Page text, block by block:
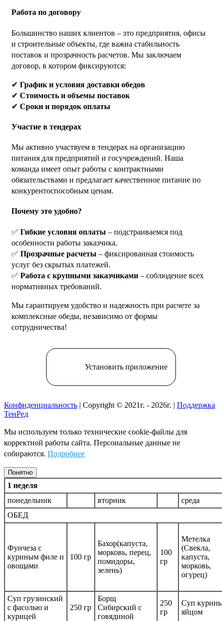
Работа по договору
Большинство наших клиентов – это предприятия, офисы
и строительные объекты, где важна стабильность
поставок и прозрачность расчетов. Мы заключаем
договор, в котором фиксируются:
✔ График и условия доставки обедов
✔ Стоимость и объемы поставок
✔ Сроки и порядок оплаты
Участие в тендерах
Мы активно участвуем в тендерах на организацию
питания для предприятий и госучреждений. Наша
команда имеет опыт работы с контрактными
обязательствами и предлагает качественное питание по
конкурентоспособным ценам.
Почему это удобно?
✅ Гибкие условия оплаты – подстраиваемся под
особенности работы заказчика.
✅ Прозрачные расчеты – фиксированная стоимость
услуг без скрытых платежей.
✅ Работа с крупными заказчиками – соблюдение всех
нормативных требований.
Мы гарантируем удобство и надежность при расчете за
комплексные обеды, независимо от формы
сотрудничества!
Установить приложение
Конфиденциальность | Copyright © 2021г. - 2026г. | Поддержка
ТенРед
Мы используем только технические cookie-файлы для
корректной работы сайта. Персональные данные не
собираются. Подробнее
Понятно
1 неделя
понедельник
вторник
среда
ОБЕД
Фунчеза с
куриным филе и
овощами
100 гр
Бахор(капуста,
морковь, перец,
помидоры,
зелень)
100
гр
Метелка
(Свекла,
капуста,
морковь,
огурец)
Суп грузинский
с фасолью и
курицей
250 гр
Борщ
Сибирский с
говядиной
250
гр
Суп
яйцом